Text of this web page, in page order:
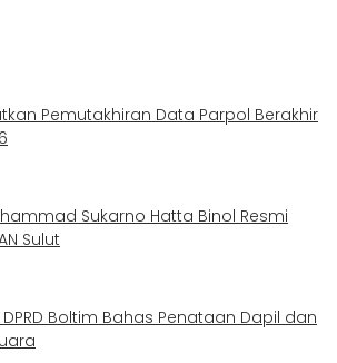
Pemutakhiran Data Parpol Berakhir
Sukarno Hatta Binol Resmi
Sulut
DPRD Boltim Bahas Penataan Dapil dan